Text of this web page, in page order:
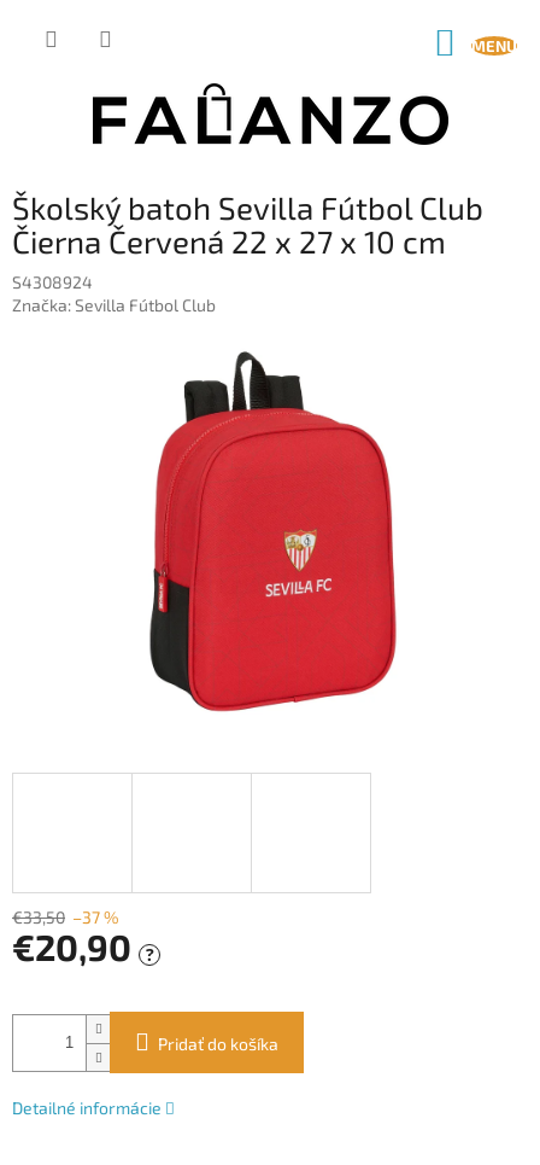
Školský batoh Sevilla Fútbol Club
Čierna Červená 22 x 27 x 10 cm
S4308924
Značka:Sevilla Fútbol Club
€33,50 –37 %
€20,90 ?
cena:
Pridať do košíka
Detailné informácie